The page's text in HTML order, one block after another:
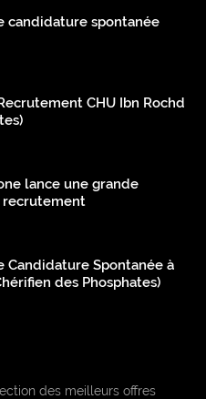
candidature spontanée
CHU Ibn Rochd
lance une grande
recrutement
Candidature Spontanée à
des Phosphates)
des meilleurs offres